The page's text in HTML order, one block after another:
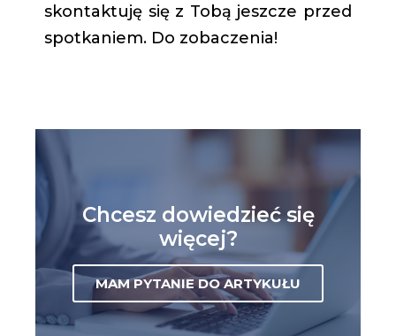
skontaktuję się z Tobą jeszcze przed
spotkaniem. Do zobaczenia!
Chcesz dowiedzieć się
więcej?
MAM PYTANIE DO ARTYKUŁU